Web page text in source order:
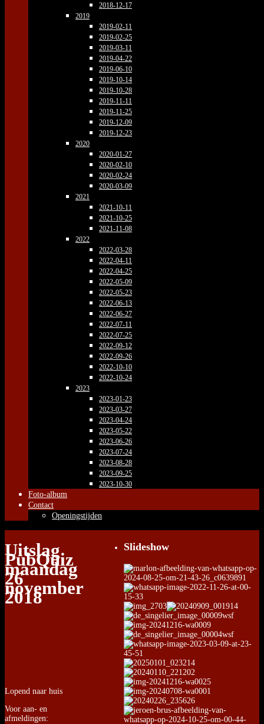
2018-12-17
2019
2019-02-11
2019-02-25
2019-03-11
2019-04-22
2019-06-10
2019-10-14
2019-10-28
2019-11-11
2019-11-25
2019-12-09
2019-12-23
2020
2020-01-27
2020-02-10
2020-02-24
2020-03-09
2021
2021-10-11
2021-10-25
2021-11-08
2022
2022-03-28
2022-04-11
2022-04-25
2022-05-09
2022-05-23
2022-06-13
2022-06-27
2022-07-11
2022-07-25
2022-09-12
2022-09-26
2022-10-10
2022-10-24
2023
2023-01-23
2023-03-27
2023-04-24
2023-05-22
2023-06-26
2023-07-24
2023-08-28
2023-09-25
2023-10-30
Foto-album
Contact
Openingstijden
Uitslag
PubQuiz
maandag
26
november
2018
Lopend naar huis
Voor aan- en
afmeldingen:
Slideshow